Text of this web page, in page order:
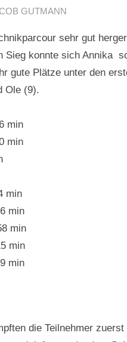
GUTMANN
sehr gut
Sieg konnte sich Annika
gute Plätze unter den
Ole (9).
min
min
min
min
min
min
min
die Teilnehmer